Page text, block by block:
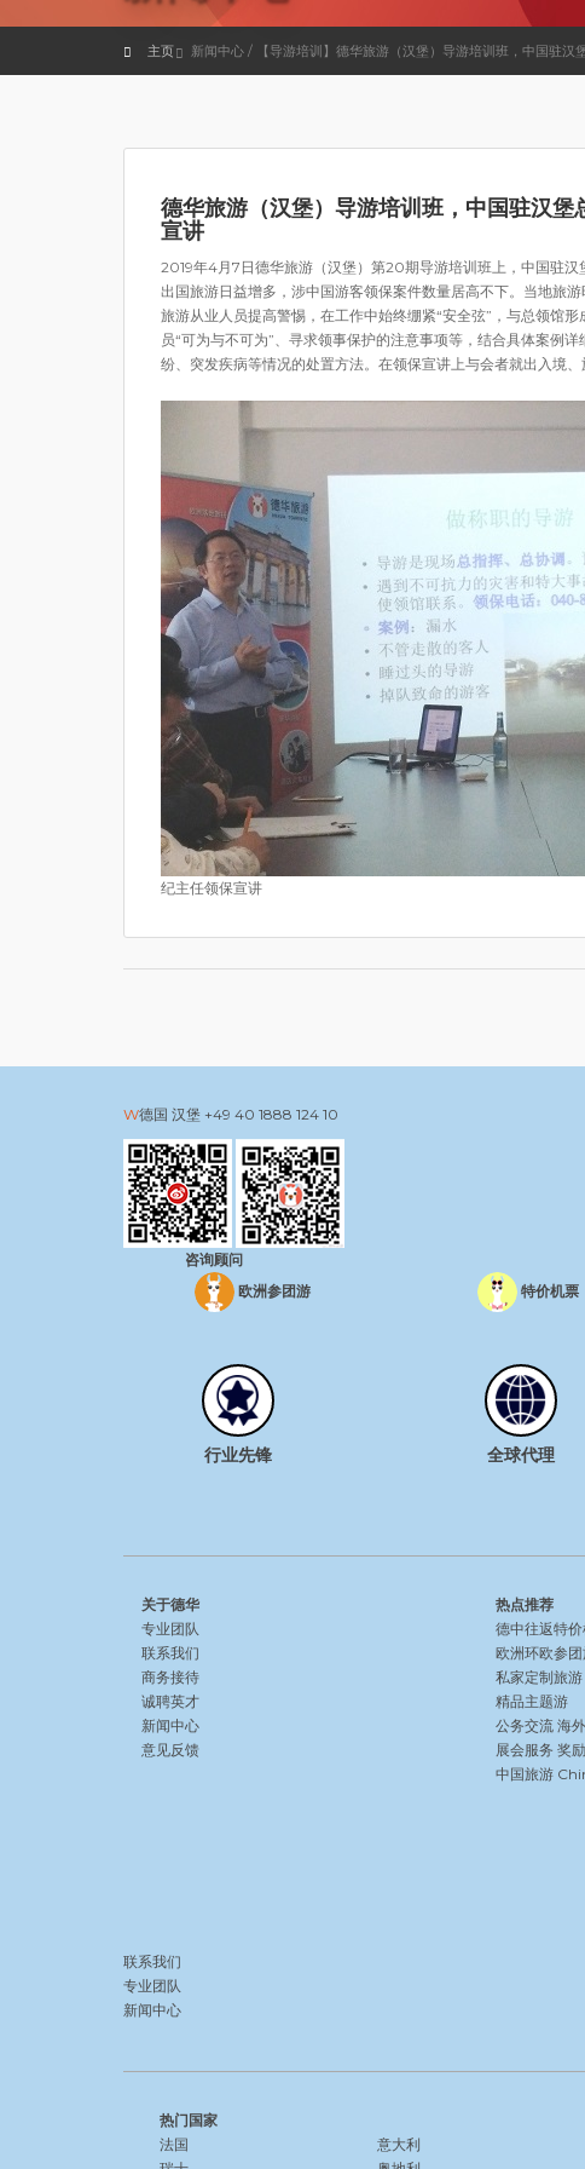
主页 新闻中心 / 【导游培训】德华旅游（汉堡）导游培训班，中国驻
德华旅游（汉堡）导游培训班，中国驻汉
宣讲
2019年4月7日德华旅游（汉堡）第20期导游培训班上，中国驻
出国旅游日益增多，涉中国游客领保案件数量居高不下。当地旅
旅游从业人员提高警惕，在工作中始终绷紧“安全弦”，与总领馆
员“可为与不可为”、寻求领事保护的注意事项等，结合具体案例
纷、突发疾病等情况的处置方法。在领保宣讲上与会者就出入境
纪主任领保宣讲
德国 汉堡 +49 40 1888 124 10
咨询顾问
欧洲参团游
特价机票
行业先锋 全球代理
关于德华
专业团队
联系我们
商务接待
诚聘英才
新闻中心
意见反馈
热点推荐
德中往返特
欧洲环欧参
私家定制旅游
精品主题游
公务交流 海
展会服务 奖
中国旅游
联系我们
专业团队
新闻中心
热门国家
法国
意大利